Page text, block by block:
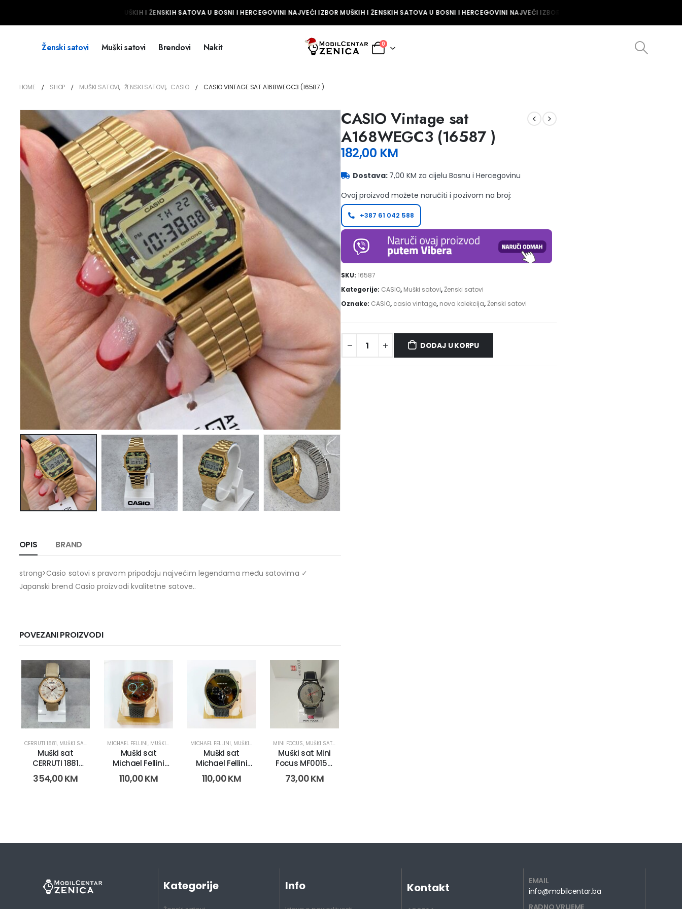
NAJVEĆI IZBOR MUŠKIH I ŽENSKIH SATOVA U BOSNI I HERCEGOVINI NAJVEĆI IZBOR MUŠKIH I ŽENSKIH SATOVA U BOSNI I HERCEGOVINI NAJVEĆI IZBOR MUŠKIH I ŽENSKIH SATOVA U
Ženski satovi Muški satovi Brendovi Nakit 0
HOME SHOP MUŠKI SATOVI, ŽENSKI SATOVI, CASIO CASIO VINTAGE SAT A168WEGC3 (16587 )
OPIS BRAND
strong>Casio satovi s pravom pripadaju najvećim legendama među satovima ✓
Japanski brend Casio proizvodi kvalitetne satove..
POVEZANI PROIZVODI
CERRUTI 1881, MUŠKI SATOVI
Muški sat
CERRUTI 1881
CRA1285URO4GY
(1056)
354,00KM
MICHAEL FELLINI, MUŠKI SATOVI
Muški sat
Michael Fellini
2236 (11382-1)
110,00KM
MICHAEL FELLINI, MUŠKI SATOVI
Muški sat
Michael Fellini
2236 (11383-6)
110,00KM
MINI FOCUS, MUŠKI SATOVI
Muški sat Mini
Focus MF0015G
(9186 -1)
73,00KM
CASIO Vintage sat
A168WEGC3 (16587 )
182,00 KM
Dostava: 7,00 KM za cijelu Bosnu i Hercegovinu
Ovaj proizvod možete naručiti i pozivom na broj:
+387 61 042 588
SKU: 16587
Kategorije: CASIO, Muški satovi,Ženski satovi
Oznake: CASIO, casio vintage, nova kolekcija,Ženski satovi
DODAJ U KORPU
Kategorije Info Kontakt
EMAIL
info@mobilcentar.ba